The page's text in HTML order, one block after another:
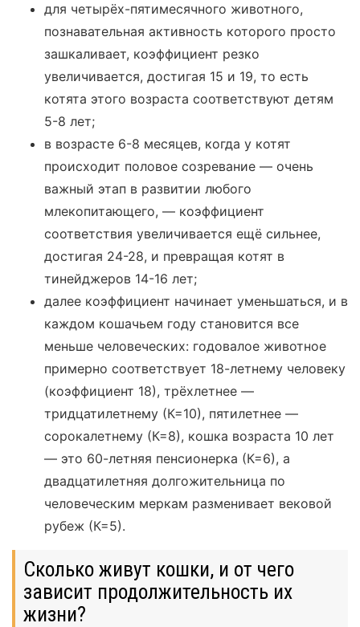
для четырёх-пятимесячного животного,
познавательная активность которого просто
зашкаливает, коэффициент резко
увеличивается, достигая 15 и 19, то есть
котята этого возраста соответствуют детям
5-8 лет;
в возрасте 6-8 месяцев, когда у котят
происходит половое созревание — очень
важный этап в развитии любого
млекопитающего, — коэффициент
соответствия увеличивается ещё сильнее,
достигая 24-28, и превращая котят в
тинейджеров 14-16 лет;
далее коэффициент начинает уменьшаться, и в
каждом кошачьем году становится все
меньше человеческих: годовалое животное
примерно соответствует 18-летнему человеку
(коэффициент 18), трёхлетнее —
тридцатилетнему (К=10), пятилетнее —
сорокалетнему (К=8), кошка возраста 10 лет
— это 60-летняя пенсионерка (К=6), а
двадцатилетняя долгожительница по
человеческим меркам разменивает вековой
рубеж (К=5).
Сколько живут кошки, и от чего
зависит продолжительность их
жизни?